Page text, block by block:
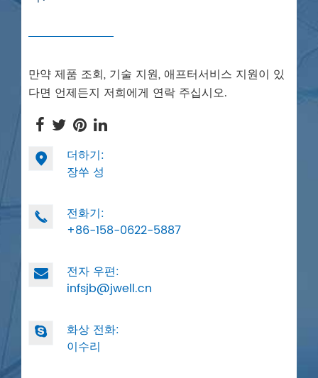
만약 제품 조회, 기술 지원, 애프터서비스 지원이 있
다면 언제든지 저희에게 연락 주십시오.

더하기:
장쑤 성

전화기:
+86-158-0622-5887
전자 우편:
infsjb@jwell.cn
화상 전화:
이수리